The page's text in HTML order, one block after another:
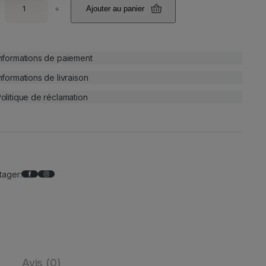
+ Ajouter au panier
de paiement
de livraison
de réclamation
Facebook Instagram
Avis (0)